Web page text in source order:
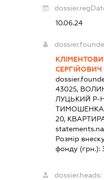
10.06.24
СЕРГІЙОВИЧ
43025,
ЛУЦЬКИЙ Р-
ТИМОШЕНКА
20,
Розмір
фонду (грн.):
dossier.heads: